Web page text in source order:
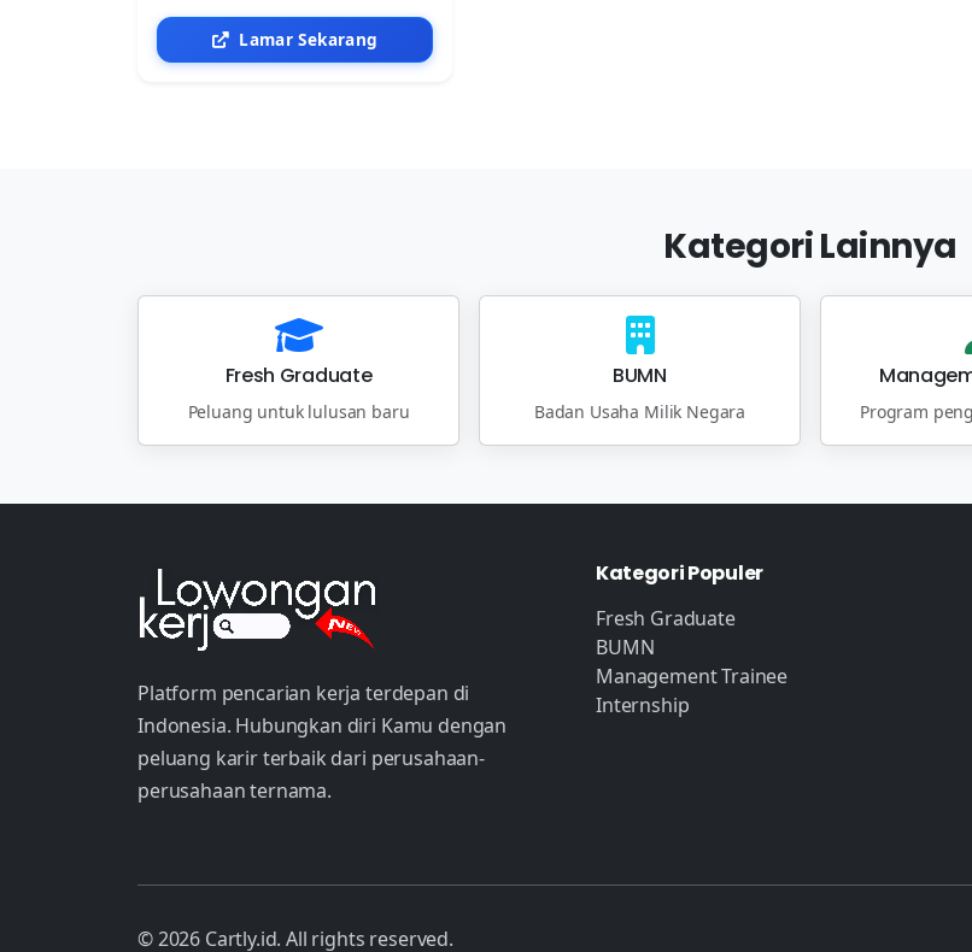
Lamar Sekarang
Kategori Lainnya
Fresh Graduate
Peluang untuk lulusan baru
BUMN
Badan Usaha Milik Negara Program
Platform pencarian kerja terdepan di
Indonesia. Hubungkan diri Kamu dengan
peluang karir terbaik dari perusahaan-
perusahaan ternama.
Kategori Populer
Fresh Graduate
BUMN
Management Trainee
Internship
© 2026 Cartly.id. All rights reserved.